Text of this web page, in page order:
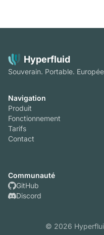
Hyperfluid
Souverain. Portable.
Navigation
Produit
Fonctionnement
Tarifs
Contact
Communauté
GitHub
Discord
© 2026